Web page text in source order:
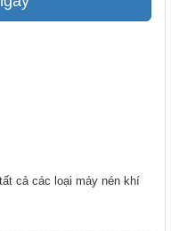
cả các loại máy nén khí